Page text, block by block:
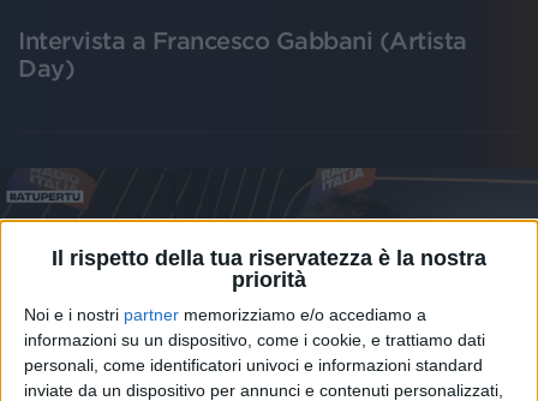
Il rispetto della tua riservatezza è la nostra
priorità
Noi e i nostri partner memorizziamo e/o accediamo a
informazioni su un dispositivo, come i cookie, e trattiamo dati
personali, come identificatori univoci e informazioni standard
inviate da un dispositivo per annunci e contenuti personalizzati,
Intervista a Francesco Gabbani (Artista
Day)